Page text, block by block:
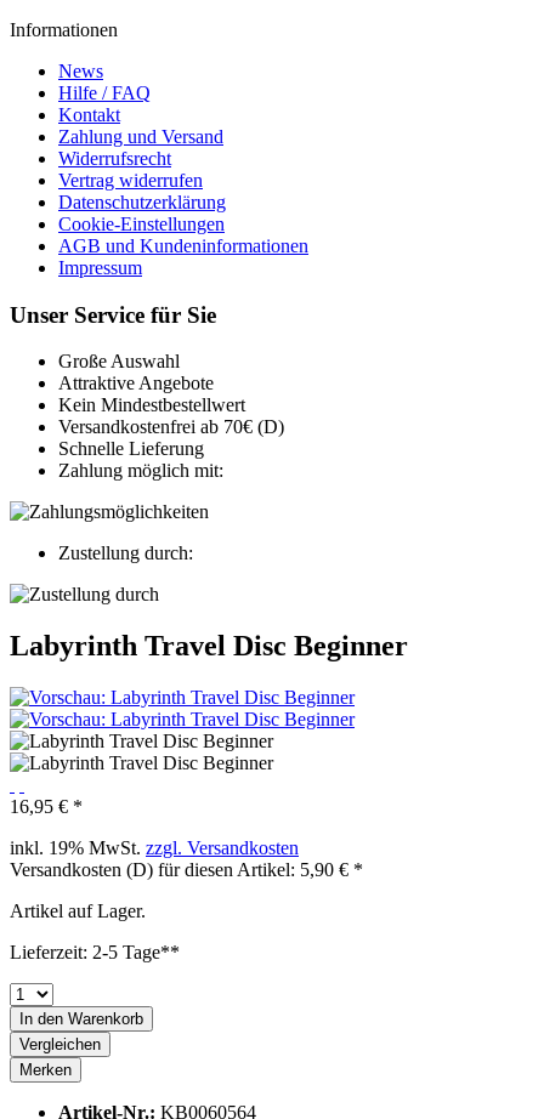
Informationen
News
Hilfe / FAQ
Kontakt
Zahlung und Versand
Widerrufsrecht
Vertrag widerrufen
Datenschutzerklärung
Cookie-Einstellungen
AGB und Kundeninformationen
Impressum
Unser Service für Sie
Große Auswahl
Attraktive Angebote
Kein Mindestbestellwert
Versandkostenfrei ab 70€ (D)
Schnelle Lieferung
Zahlung möglich mit:
Zustellung durch:
Labyrinth Travel Disc Beginner
16,95 € *
inkl. 19% MwSt. zzgl. Versandkosten
Versandkosten (D) für diesen Artikel: 5,90 € *
Artikel auf Lager.
Lieferzeit: 2-5 Tage**
In den Warenkorb
Vergleichen
Merken
Artikel-Nr.: KB0060564